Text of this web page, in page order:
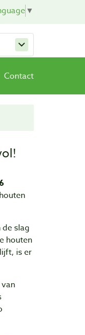
▼
Contact
slag
houten
is er